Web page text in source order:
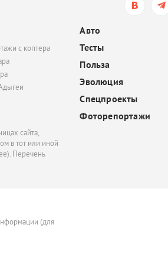
с коптера
Авто
Тесты
Польза
Эволюция
Спецпроекты
Фоторепортажи
сайта,
в тот или иной
Перечень
(для